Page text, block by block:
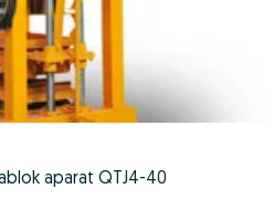
aparat QTJ4-40